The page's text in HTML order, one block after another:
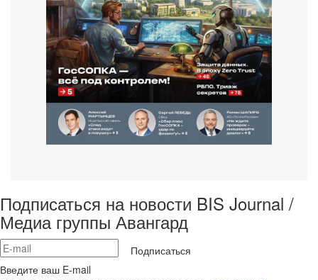
Подписаться на новости BIS Journal /
Медиа группы Авангард
Подписаться
Введите ваш E-mail